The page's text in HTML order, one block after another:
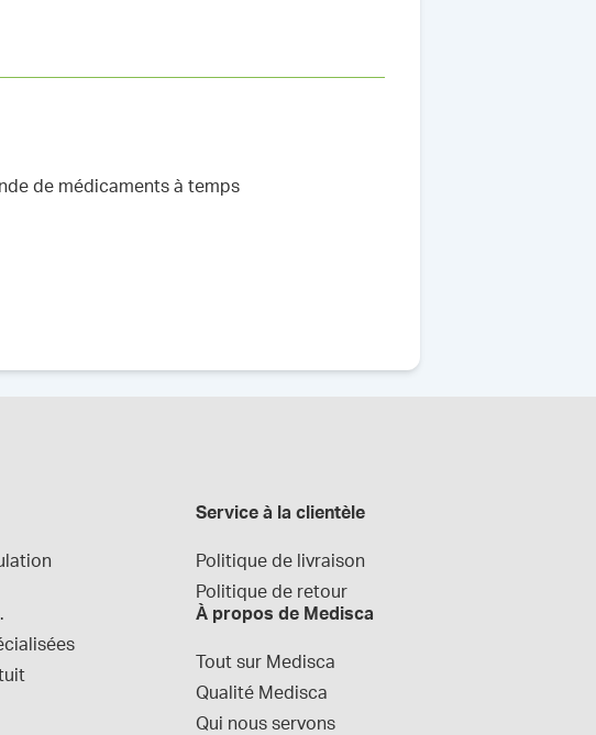
de médicaments à temps
Service à la clientèle
Politique de livraison
Politique de retour
À propos de Medisca
Tout sur Medisca
Qualité Medisca
Qui nous servons